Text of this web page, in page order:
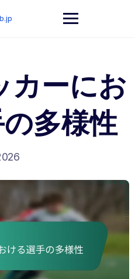
カーにお
多様性